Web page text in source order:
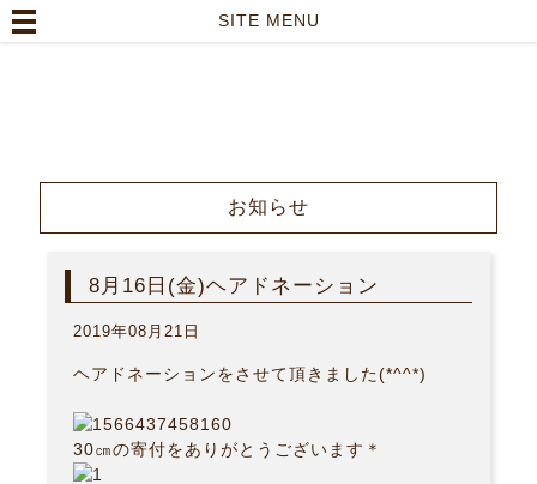
SITE MENU
お知らせ
8月16日(金)ヘアドネーション
2019年08月21日
ヘアドネーションをさせて頂きました(*^^*)
30㎝の寄付をありがとうございます＊